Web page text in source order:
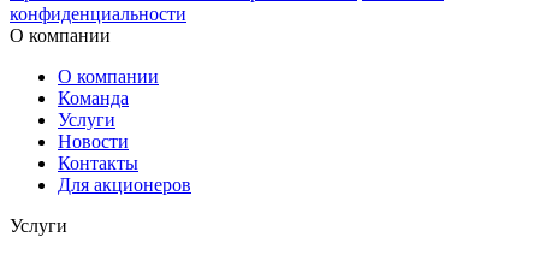
конфиденциальности
О компании
О компании
Команда
Услуги
Новости
Контакты
Для акционеров
Услуги